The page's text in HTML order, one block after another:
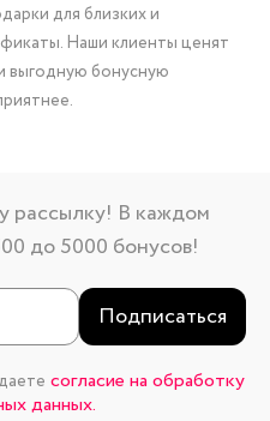
для близких и
Наши клиенты ценят
выгодную бонусную
рассылку! В каждом
до 5000 бонусов!
Подписаться
согласие на обработку
данных.